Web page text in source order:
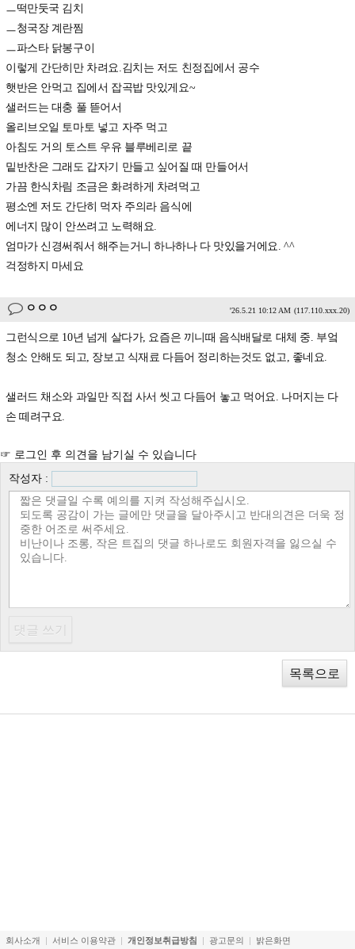
ㅡ떡만둣국 김치
ㅡ청국장 계란찜
ㅡ파스타 닭봉구이
이렇게 간단히만 차려요.김치는 저도 친정집에서 공수
햇반은 안먹고 집에서 잡곡밥 맛있게요~
샐러드는 대충 풀 뜯어서
올리브오일 토마토 넣고 자주 먹고
아침도 거의 토스트 우유 블루베리로 끝
밑반찬은 그래도 갑자기 만들고 싶어질 때 만들어서
가끔 한식차림 조금은 화려하게 차려먹고
평소엔 저도 간단히 먹자 주의라 음식에
에너지 많이 안쓰려고 노력해요.
엄마가 신경써줘서 해주는거니 하나하나 다 맛있을거에요. ^^
걱정하지 마세요
ㅇㅇㅇ '26.5.21 10:12 AM (117.110.xxx.20)
그런식으로 10년 넘게 살다가, 요즘은 끼니때 음식배달로 대체 중. 부엌
청소 안해도 되고, 장보고 식재료 다듬어 정리하는것도 없고, 좋네요.
샐러드 채소와 과일만 직접 사서 씻고 다듬어 놓고 먹어요. 나머지는 다
손 떼려구요.
☞ 로그인 후 의견을 남기실 수 있습니다
작성자 :
목록으로
회사소개 서비스 이용약관 개인정보취급방침 광고문의 밝은화면